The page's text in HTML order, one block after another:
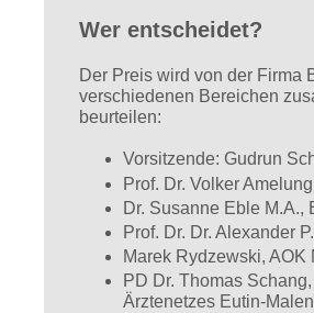
Wer entscheidet?
Der Preis wird von der Firma
verschiedenen Bereichen
beurteilen:
Vorsitzende: Gudrun
Prof. Dr. Volker
Dr. Susanne Eble M.A.,
Prof. Dr. Dr. Alexander
Marek Rydzewski,
PD Dr. Thomas
Ärztenetzes Eutin-